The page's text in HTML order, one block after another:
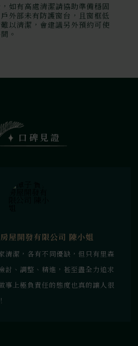
如有高處清潔請協助準備穩固
外部未有防護窗台，且窗框低
以清潔，會建議另外預約可使
。
口碑見證
屋開發有限公司 陳小姐
清潔，各有不同優缺，但只有里森
討、調整、精進，甚至盡全力追求
事上極負責任的態度也真的讓人很